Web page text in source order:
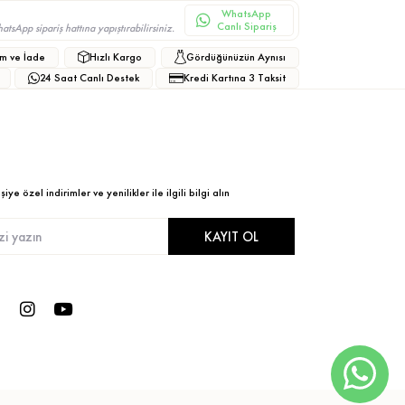
sipariş hattına yapıştırabilirsiniz.
WhatsApp
Canlı Sipariş
ve İade Hızlı Kargo
Gördüğünüzün Aynısı
24 Saat Canlı Destek
Kredi Kartına 3 Taksit
özel indirimler ve yenilikler ile ilgili bilgi alın
KAYIT OL